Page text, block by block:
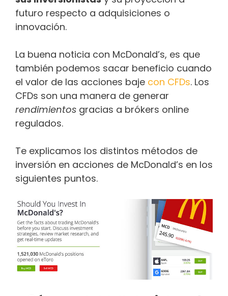
futuro respecto a adquisiciones o
innovación.
La buena noticia con McDonald’s, es que
también podemos sacar beneficio cuando
el valor de las acciones baje con CFDs. Los
CFDs son una manera de generar
rendimientos gracias a bróker​​s online
regulados.
Te explicamos los distintos métodos de
inversión en acciones de McDonald’s en los
siguientes puntos.